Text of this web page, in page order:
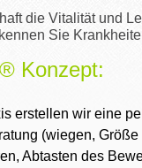
die Vitalität und
Sie
Konzept:
erstellen wir eine
(wiegen, Größe
Abtasten des